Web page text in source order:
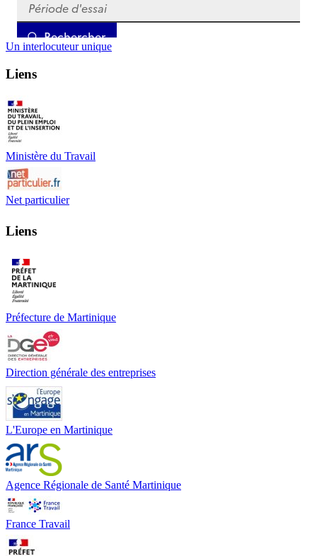
Un interlocuteur unique
Liens
Ministère du Travail
Net particulier
Liens
Préfecture de Martinique
Direction générale des entreprises
L'Europe en Martinique
Agence Régionale de Santé Martinique
France Travail